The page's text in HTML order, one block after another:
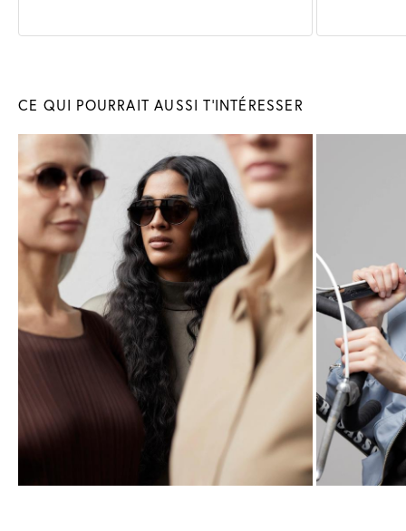
CE QUI POURRAIT AUSSI T'INTÉRESSER
de soleil